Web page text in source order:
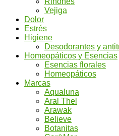
Vejiga
Dolor
Estrés
Higiene
Desodorantes y
Homeopáticos y Esencias
Esencias florales
Homeopáticos
Marcas
Aqualuna
Aral Thel
Arawak
Believe
Botanitas